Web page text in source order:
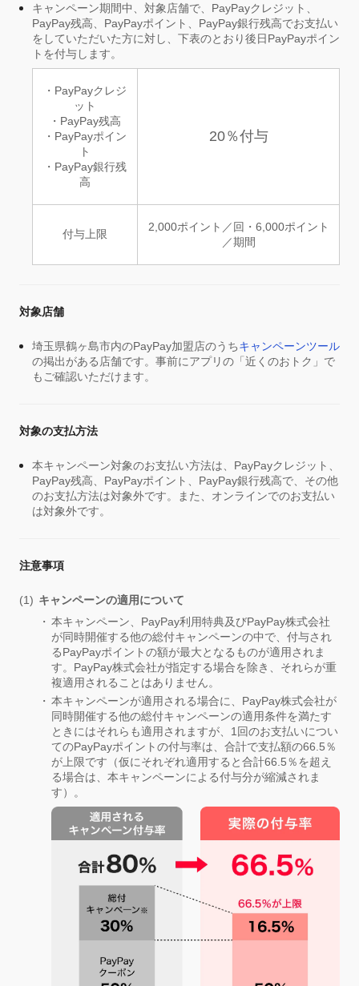
キャンペーン期間中、対象店舗で、PayPayクレジット、
PayPay残高、PayPayポイント、PayPay銀行残高でお支払い
をしていただいた方に対し、下表のとおり後日PayPayポイン
トを付与します。
・PayPayクレジ
ット
・PayPay残高
・PayPayポイン
ト
・PayPay銀行残
高
20％付与
付与上限
2,000ポイント／回・6,000ポイント
／期間
対象店舗
埼玉県鶴ヶ島市内のPayPay加盟店のうちキャンペーンツール
の掲出がある店舗です。事前にアプリの「近くのおトク」で
もご確認いただけます。
対象の支払方法
本キャンペーン対象のお支払い方法は、PayPayクレジット、
PayPay残高、PayPayポイント、PayPay銀行残高で、その他
のお支払方法は対象外です。また、オンラインでのお支払い
は対象外です。
注意事項
キャンペーンの適用について
本キャンペーン、PayPay利用特典及びPayPay株式会社
が同時開催する他の総付キャンペーンの中で、付与され
るPayPayポイントの額が最大となるものが適用されま
す。PayPay株式会社が指定する場合を除き、それらが重
複適用されることはありません。
本キャンペーンが適用される場合に、PayPay株式会社が
同時開催する他の総付キャンペーンの適用条件を満たす
ときにはそれらも適用されますが、1回のお支払いについ
てのPayPayポイントの付与率は、合計で支払額の66.5％
が上限です（仮にそれぞれ適用すると合計66.5％を超え
る場合は、本キャンペーンによる付与分が縮減されま
す）。